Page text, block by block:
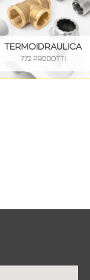
TERMOIDRAULICA
772 PRODOTTI